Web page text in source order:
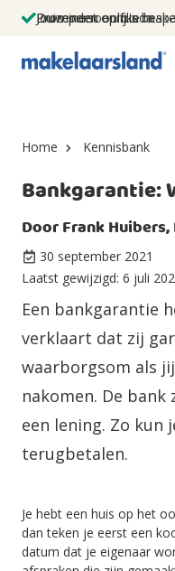
Jouw persoonlijke
Duizenden euro's
Prominent op funda
Home Kennisbank
Bankgarantie:
DoorFrank
30 september 2021
Laatst gewijzigd: 6 juli
Een bankgarantie
verklaart dat zij
waarborgsom als
nakomen. De
een lening. Zo kun
terugbetalen.
Je hebt een huis op het
dan teken je eerst een
datum dat je eigenaar